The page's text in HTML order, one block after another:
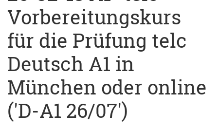
Vorbereitungskurs
für die Prüfung telc
Deutsch A1 in
München oder online
('D-A1 26/07')